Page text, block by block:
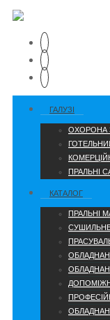
ГАЛУЗІ
ОХОРОНА
ПРАЛЬНІ
КАТАЛОГ
ПРАЛЬНІ